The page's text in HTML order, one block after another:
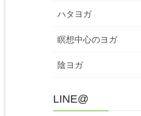
ハタヨガ
瞑想中心のヨガ
陰ヨガ
LINE@